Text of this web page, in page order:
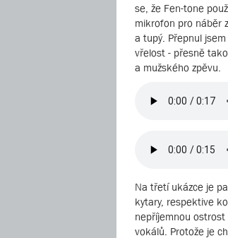
se, že Fen-tone
mikrofon pro náběr
a tupý. Přepnul
vřelost - přesně
a mužského zpěvu.
Na třetí ukázce je
kytary, respektive
nepříjemnou
vokálů. Protože je